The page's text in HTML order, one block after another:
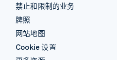
禁止和限制的业务
牌照
网站地图
Cookie 设置